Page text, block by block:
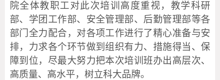
院全体教职工对此次培训高度重视，教学科研
部、学团工作部、安全管理部、后勤管理部等各
部门全力配合，对各项工作进行了精心准备与安
排，力求各个环节做到组织有力、措施得当、保
障到位，尽最大努力把本次培训班办出高层次、
高质量、高水平，树立科大品牌。